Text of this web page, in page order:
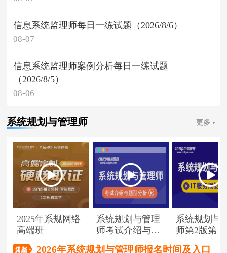
信息系统监理师每日一练试题（2026/8/6）
08-07
信息系统监理师案例分析每日一练试题
（2026/8/5）
08-06
系统规划与管理师 更多
2025年系规网络
高端班
系统规划与管理
师考试介绍与题
系统规划与
师第2版第1
2026年系统规划与管理师报名时间及入口